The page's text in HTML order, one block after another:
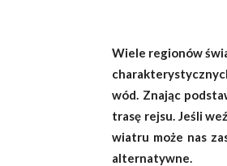
Wiele regionów
wód. Znając
trasę rejsu. Jeśli
wiatru może nas
alternatywne.